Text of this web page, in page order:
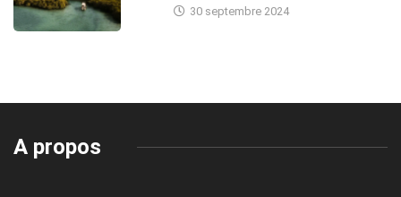
30 septembre 2024
A propos